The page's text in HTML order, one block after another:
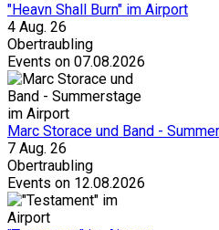
"Heavn Shall Burn" im Airport
4 Aug. 26
Obertraubling
Events on 07.08.2026
Marc Storace und Band -
7 Aug. 26
Obertraubling
Events on 12.08.2026